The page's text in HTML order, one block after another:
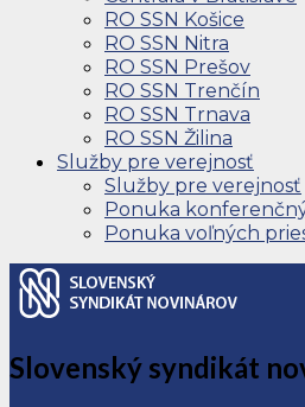
RO SSN Košice
RO SSN Nitra
RO SSN Prešov
RO SSN Trenčín
RO SSN Trnava
RO SSN Žilina
Služby pre verejnosť
Služby pre verejnosť
Ponuka
Ponuka voľných
Slovenský syndikát